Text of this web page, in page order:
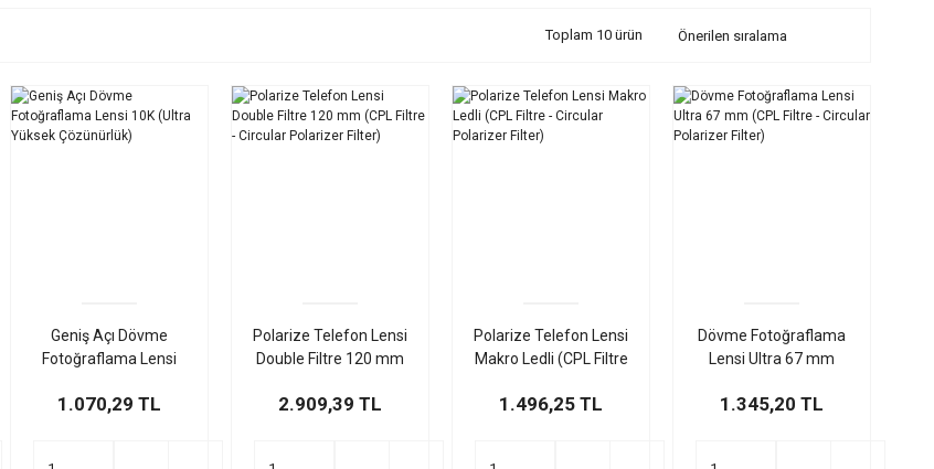
Toplam 10 ürün
Geniş Açı Dövme
Fotoğraflama Lensi
Çözünürlük)
1.070,29 TL
Polarize Telefon Lensi
Double Filtre 120 mm
Polarizer Filter)
2.909,39 TL
Polarize Telefon Lensi
Makro Ledli (CPL Filtre
Filter)
1.496,25 TL
Dövme Fotoğraflama
Lensi Ultra 67 mm
Polarizer Filter)
1.345,20 TL